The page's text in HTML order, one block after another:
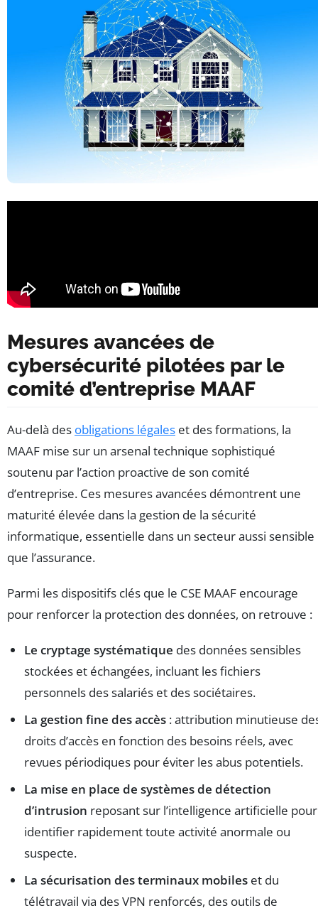
Mesures avancées de
cybersécurité pilotées par le
comité d’entreprise MAAF
Au-delà des obligations légales et des formations, la
MAAF mise sur un arsenal technique sophistiqué
soutenu par l’action proactive de son comité
d’entreprise. Ces mesures avancées démontrent une
maturité élevée dans la gestion de la sécurité
informatique, essentielle dans un secteur aussi sensible
que l’assurance.
Parmi les dispositifs clés que le CSE MAAF encourage
pour renforcer la protection des données, on retrouve :
Le cryptage systématique des données sensibles
stockées et échangées, incluant les fichiers
personnels des salariés et des sociétaires.
La gestion fine des accès : attribution minutieuse
droits d’accès en fonction des besoins réels, avec
revues périodiques pour éviter les abus potentiels.
La mise en place de systèmes de détection
d’intrusion reposant sur l’intelligence artificielle pour
identifier rapidement toute activité anormale ou
suspecte.
La sécurisation des terminaux mobiles et du
télétravail via des VPN renforcés, des outils de